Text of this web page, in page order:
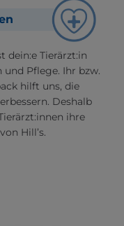
dein:e Tierärzt:in
Pflege. Ihr bzw.
hilft uns, die
Deshalb
ihre
Hill’s.